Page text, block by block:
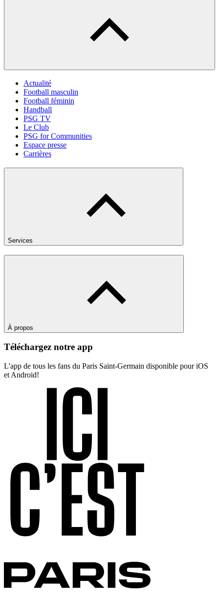
Actualité
Football masculin
Football féminin
Handball
PSG TV
Le Club
PSG for Communities
Espace presse
Carrières
Services
À propos
Téléchargez notre app
L'app de tous les fans du Paris Saint-Germain disponible pour iOS
et Android!